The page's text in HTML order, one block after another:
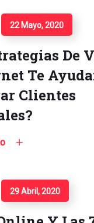
22 Mayo, 2020
De
Te
Clientes
29 Abril, 2020